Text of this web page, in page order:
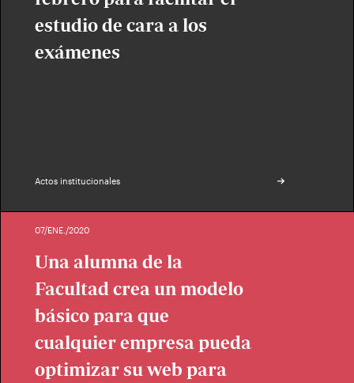
estudio de cara a los
exámenes
Actos institucionales
07/ENE./2020
Una alumna de la
Facultad crea un modelo
básico para que
cualquier empresa pueda
optimizar su web para